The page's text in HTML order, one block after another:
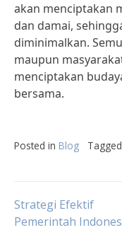
akan menciptakan
dan damai,
diminimalkan.
maupun
menciptakan
bersama.
Posted in Blog Tagged
Post
Strategi Efektif
Pemerintah